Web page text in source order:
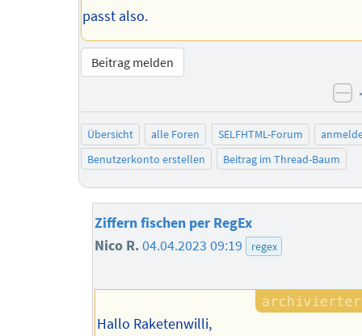
passt also.
Beitrag melden
Übersicht alle Foren SELFHTML-Forum
Benutzerkonto erstellen
Beitrag im Thread-Baum
Ziffern fischen per RegEx
Nico R.04.04.2023 09:19 regex
Hallo Raketenwilli,